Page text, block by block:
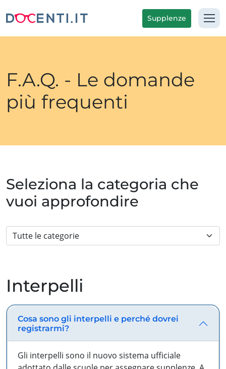
Supplenze
F.A.Q. - Le domande
più frequenti
Seleziona la categoria che
vuoi approfondire
Interpelli
Cosa sono gli interpelli e perché dovrei
registrarmi?
Gli interpelli sono il nuovo sistema ufficiale